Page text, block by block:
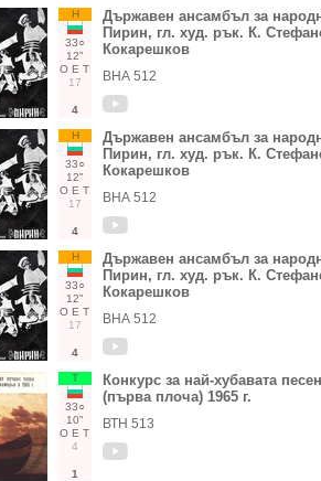
Н
33○
12"
О Е Т
17
4
Държавен ансамбъл за
Пирин, гл. худ. рък. К.
Кокарешков
ВНА 512
Н
33○
12"
О Е Т
17
4
Държавен ансамбъл за
Пирин, гл. худ. рък. К.
Кокарешков
ВНА 512
Н
33○
12"
О Е Т
17
4
Държавен ансамбъл за
Пирин, гл. худ. рък. К.
Кокарешков
ВНА 512
Т
33○
10"
О Е Т
4
1
Конкурс за най-хубавата
(първа плоча) 1965 г.
ВТН 513